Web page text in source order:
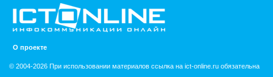
О проекте
© 2004-2026 При использовании материалов ссылка на ict-online.ru обязательна